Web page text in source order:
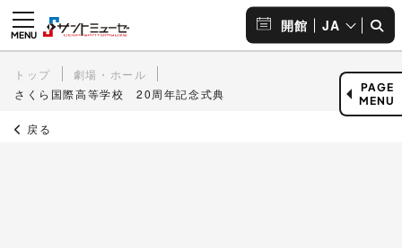
開館 JA
トップ
劇場・ホール
さくら国際高等学校 20周年記念式典
戻る
PAGE
MENU